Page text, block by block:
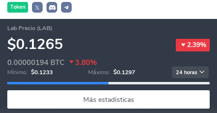
Token 𝕏
Lab Precio (LAB)
$0.1265 2.39%
0.00000194 BTC 3.80%
Mínimo: $0.1233 Máximo: $0.1297 24 horas
Más estadísticas